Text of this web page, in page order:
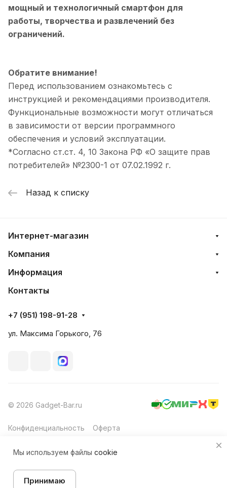
мощный и технологичный смартфон для
работы, творчества и развлечений без
ограничений.
Обратите внимание!
Перед использованием ознакомьтесь с
инструкцией и рекомендациями производителя.
Функциональные возможности могут отличаться
в зависимости от версии программного
обеспечения и условий эксплуатации.
*Согласно ст.ст. 4, 10 Закона РФ «О защите прав
потребителей» №2300-1 от 07.02.1992 г.
Назад к списку
Интернет-магазин
Компания
Информация
Контакты
+7 (951) 198-91-28
ул. Максима Горького, 76
© 2026 Gadget-Bar.ru
Конфиденциальность Оферта
Мы используем файлы cookie
Принимаю